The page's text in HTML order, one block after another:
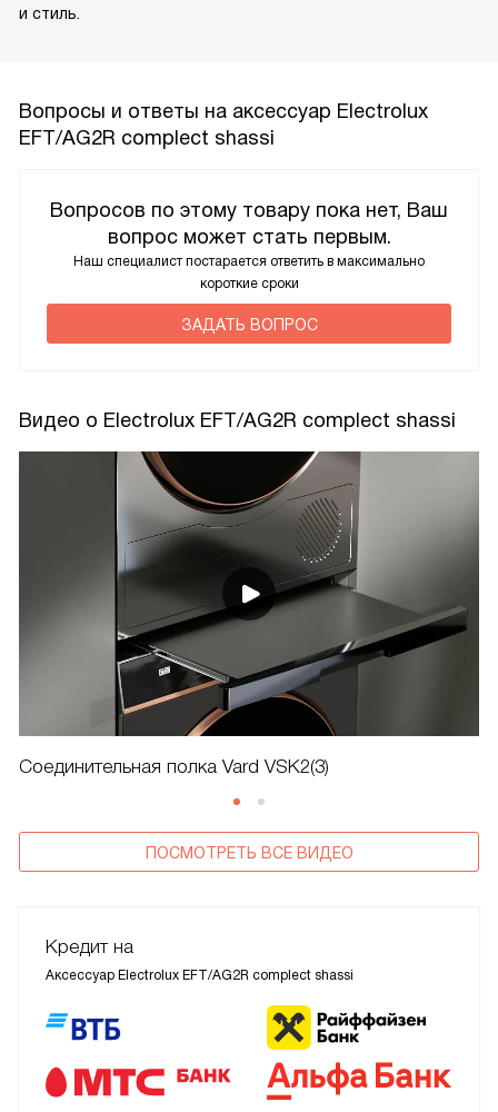
и стиль.
Вопросы и ответы на аксессуар Electrolux
EFT/AG2R complect shassi
Вопросов по этому товару пока нет, Ваш
вопрос может стать первым.
Наш специалист постарается ответить в максимально
короткие сроки
ЗАДАТЬ ВОПРОС
Видео о Electrolux EFT/AG2R complect shassi
Соединительная полка Vard VSK2(3)
ПОСМОТРЕТЬ ВСЕ ВИДЕО
Кредит на
Аксессуар Electrolux EFT/AG2R complect shassi